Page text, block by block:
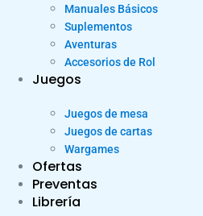
Manuales Básicos
Suplementos
Aventuras
Accesorios de Rol
Juegos
Juegos de mesa
Juegos de cartas
Wargames
Ofertas
Preventas
Librería